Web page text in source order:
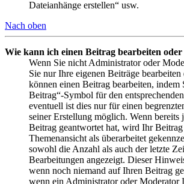
Dateianhänge erstellen“ usw.
Nach oben
Wie kann ich einen Beitrag bearbeiten oder
Wenn Sie nicht Administrator oder
Sie nur Ihre eigenen Beiträge
können einen Beitrag bearbeiten, indem
Beitrag“-Symbol für den
eventuell ist dies nur für einen
seiner Erstellung möglich. Wenn bereits
Beitrag geantwortet hat, wird Ihr
Themenansicht als überarbeitet
sowohl die Anzahl als auch der letzte
Bearbeitungen angezeigt. Dieser
wenn noch niemand auf Ihren Beitrag
wenn ein Administrator oder Moderator